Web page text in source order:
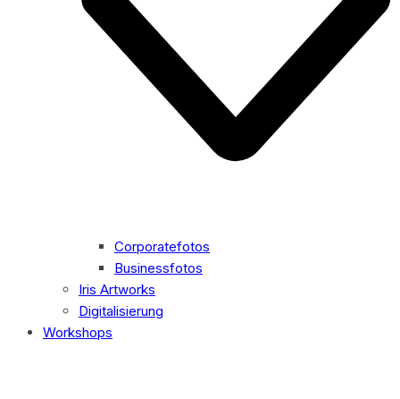
Corporatefotos
Businessfotos
Iris Artworks
Digitalisierung
Workshops